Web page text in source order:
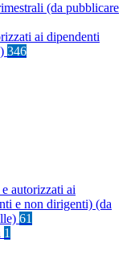
(da pubblicare
ai dipendenti
346
autorizzati ai
e non dirigenti) (da
61
1